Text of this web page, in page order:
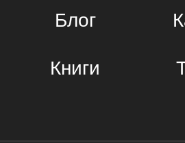
Блог
Книги